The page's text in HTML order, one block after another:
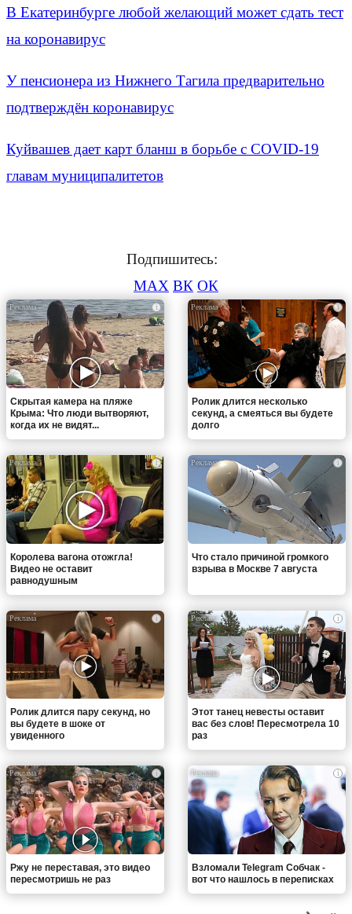
В Екатеринбурге любой желающий может сдать тест
на коронавирус
У пенсионера из Нижнего Тагила предварительно
подтверждён коронавирус
Куйвашев дает карт бланш в борьбе с COVID-19
главам муниципалитетов
Подпишитесь:
MAX ВК ОК
i
Скрытая камера на пляже
Крыма: Что люди вытворяют,
когда их не видят...
i
Ролик длится несколько
секунд, а смеяться вы будете
долго
i
Королева вагона отожгла!
Видео не оставит
равнодушным
i
Что стало причиной громкого
взрыва в Москве 7 августа
i
Ролик длится пару секунд, но
вы будете в шоке от
увиденного
i
Этот танец невесты оставит
вас без слов! Пересмотрела 10
раз
i
Ржу не переставая, это видео
пересмотришь не раз
i
Взломали Telegram Собчак -
вот что нашлось в переписках